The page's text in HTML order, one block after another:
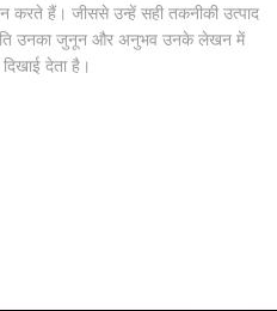
करते हैं। जीससे उन्हें सही तकनीकी उत्पाद
उनका जुनून और अनुभव उनके लेखन में
देता है।